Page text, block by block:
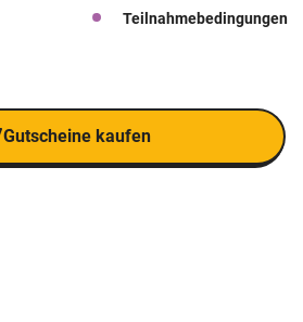
Teilnahmebedingungen
Gutscheine kaufen